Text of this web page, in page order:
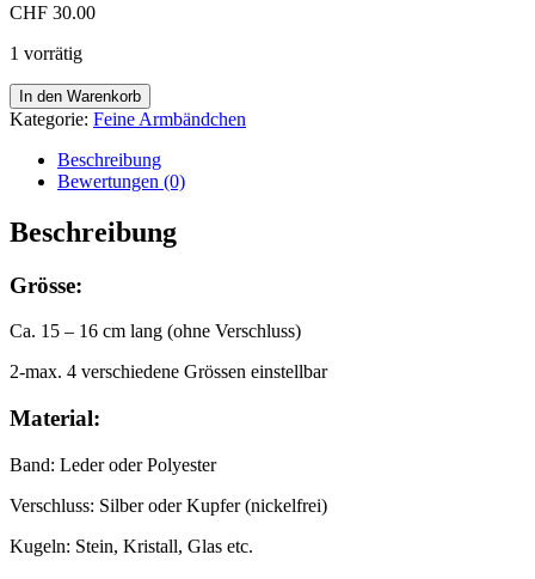
CHF 30.00
1 vorrätig
Feines
Armbändchen
Gold
Menge
In den Warenkorb
Kategorie: Feine Armbändchen
Beschreibung
Bewertungen (0)
Beschreibung
Grösse:
Ca. 15 – 16 cm lang (ohne Verschluss)
2-max. 4 verschiedene Grössen einstellbar
Material:
Band: Leder oder Polyester
Verschluss: Silber oder Kupfer (nickelfrei)
Kugeln: Stein, Kristall, Glas etc.